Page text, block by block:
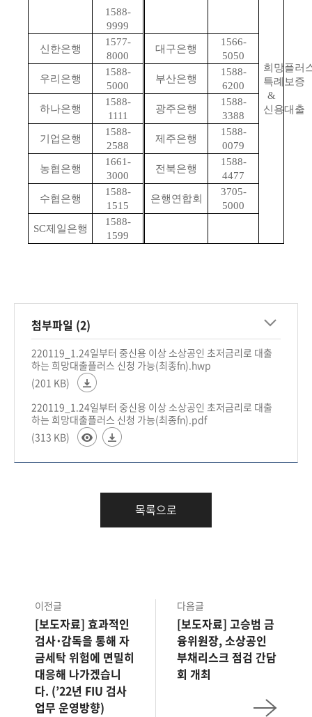
1588-
9999
희망플러
특례보증
&
신용대출
신한은행
1577-
8000
대구은행
1566-
5050
우리은행
1588-
5000
부산은행
1588-
6200
하나은행
1588-
1111
광주은행
1588-
3388
기업은행
1588-
2588
제주은행
1588-
0079
농협은행
1661-
3000
전북은행
1588-
4477
수협은행
1588-
1515
은행연합회
3705-
5000
SC제일은행
1588-
1599
첨부파일 (2)
220119_1.24일부터 중신용 이상 소상공인 초저금리로 대출
하는 희망대출플러스 신청 가능(최종fn).hwp
(201 KB)
220119_1.24일부터 중신용 이상 소상공인 초저금리로 대출
하는 희망대출플러스 신청 가능(최종fn).pdf
(313 KB)
목록으로
이전글
[보도자료] 효과적인
검사･감독을 통해 자
금세탁 위험에 면밀히
대응해 나가겠습니
다. (’22년 FIU 검사
업무 운영방향)
다음글
[보도자료] 고승범 금
융위원장, 소상공인
부채리스크 점검 간담
회 개최